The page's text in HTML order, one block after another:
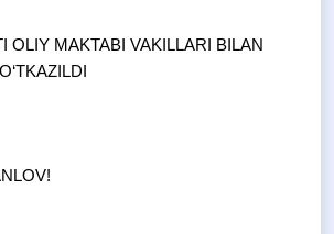
OLIY MAKTABI VAKILLARI BILAN